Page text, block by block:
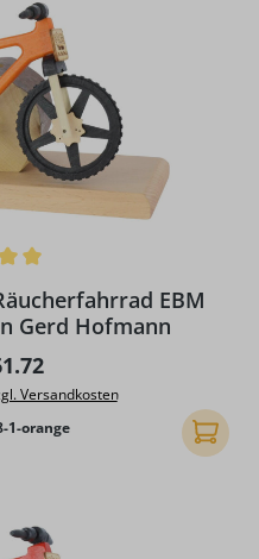
EBM
Gerd Hofmann
Preis:
Versandkosten
1-orange In den